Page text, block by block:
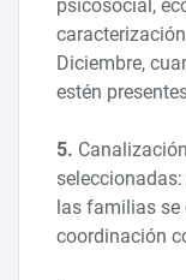
psicosocial,
Diciembre,
estén
5.
las familias se
coordinación